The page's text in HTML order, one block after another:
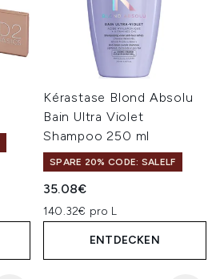
Kérastase Blond Absolu
Bain Ultra Violet
Shampoo 250 ml
SPARE 20% CODE: SALELF
35.08€
140.32€ pro L
ENTDECKEN